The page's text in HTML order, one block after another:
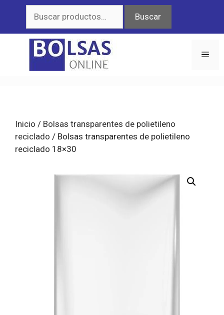
contenido
por:
Buscar
Inicio / Bolsas transparentes de polietileno
reciclado / Bolsas transparentes de polietileno
reciclado 18×30